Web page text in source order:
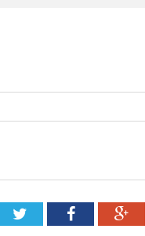
TwitterFacebook